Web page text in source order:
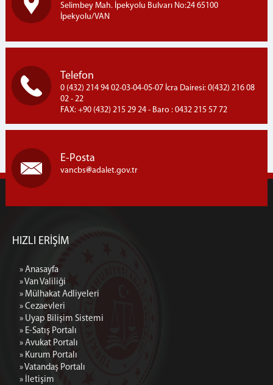
Selimbey Mah. İpekyolu Bulvarı No:24 65100
İpekyolu/VAN
Telefon
0 (432) 214 94 02-03-04-05-07 İcra Dairesi: 0(432) 216 08
02 - 22
FAX: +90 (432) 215 29 24 - Baro : 0432 215 57 72
E-Posta
vancbs adalet.gov.tr
HIZLI ERİŞİM
» Anasayfa
» Van Valiliği
» Mülhakat Adliyeleri
» Cezaevleri
» Uyap Bilişim Sistemi
» E-Satış Portalı
» Avukat Portalı
» Kurum Portalı
» Vatandaş Portalı
» İletişim